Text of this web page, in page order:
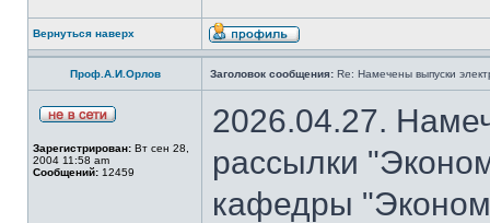
Вернуться наверх
Проф.А.И.Орлов Заголовок сообщения: Re: Намечены выпуски
Зарегистрирован: Вт сен 28,
2004 11:58 am
Сообщений: 12459
2026.04.27.
рассылки
кафедры